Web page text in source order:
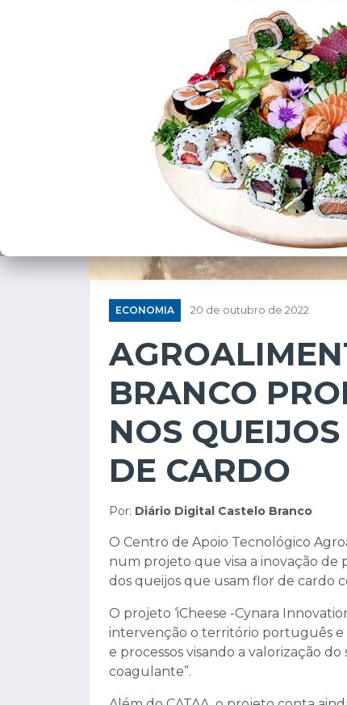
ECONOMIA 20 de outubro de 2022
BRANCO
NOS
DE CARDO
Por: Diário Digital Castelo Branco
O Centro de Apoio Tecnológico
num projeto que visa a inovação de
dos queijos que usam flor de cardo
O projeto ‘iCheese -Cynara
intervenção o território português e
e processos visando a valorização
coagulante”.